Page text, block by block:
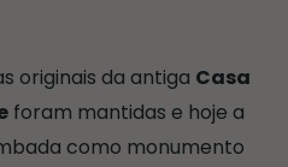
originais da antiga Casa
foram mantidas e hoje a
como monumento